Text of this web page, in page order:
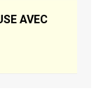
AVEC